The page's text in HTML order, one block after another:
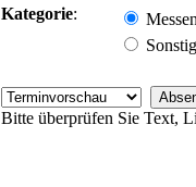
Kategorie:
Bitte überprüfen Sie Text,